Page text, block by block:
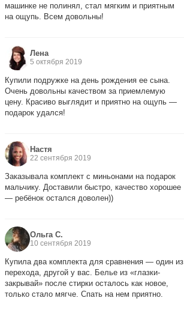
машинке не полинял, стал мягким и приятным
на ощупь. Всем довольны!
Лена
5 октября 2019
Купили подружке на день рождения ее сына.
Очень довольны качеством за приемлемую
цену. Красиво выглядит и приятно на ощупь —
подарок удался!
Настя
22 сентября 2019
Заказывала комплект с миньонами на подарок
мальчику. Доставили быстро, качество хорошее
— ребёнок остался доволен))
Ольга С.
10 сентября 2019
Купила два комплекта для сравнения — один из
перехода, другой у вас. Белье из «глазки-
закрывай» после стирки осталось как новое,
только стало мягче. Спать на нем приятно.